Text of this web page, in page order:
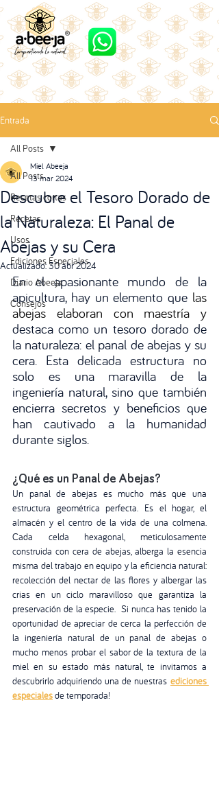
Entrada
All Posts
Recetas cortas
Recetas
Usos
Ediciones Especiales
Diario Abeeja
Consejos
All Posts
Descubre el Tesoro Dorado de
la Naturaleza: El Panal de
Abejas y su Cera
Miel Abeeja
13 mar 2024
Actualizado:30 abr 2024
En el apasionante mundo de la
apicultura, hay un elemento que las
destaca como un tesoro dorado de
la naturaleza: el panal de abejas y su
cera. Esta delicada estructura no
solo es una maravilla de la
ingeniería natural, sino que también
encierra secretos y beneficios que
han cautivado a la humanidad
durante siglos.
¿Qué es un Panal de Abejas?
Un panal de abejas es mucho más que una
estructura geométrica perfecta. Es el hogar, el
almacén y el centro de la vida de una colmena.
Cada celda hexagonal, meticulosamente
construida con cera de abejas, alberga la esencia
misma del trabajo en equipo y la eficiencia natural:
recolección del nectar de las flores y albergar las
crias en un ciclo maravilloso que garantiza la
preservación de la especie.  Si nunca has tenido la
oportunidad de apreciar de cerca la perfección de
la ingeniería natural de un panal de abejas o
mucho menos probar el sabor de la textura de la
miel en su estado más natural, te invitamos a
descubrirlo adquiriendo una de nuestras ediciones
especiales de temporada!